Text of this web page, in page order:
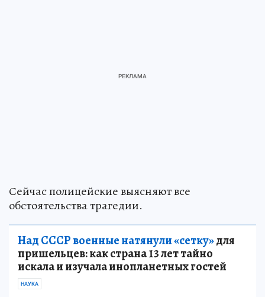
Сейчас полицейские выясняют все
обстоятельства трагедии.
Над СССР военные натянули «сетку»для
пришельцев: как страна 13 лет тайно
искала и изучала инопланетных гостей
НАУКА